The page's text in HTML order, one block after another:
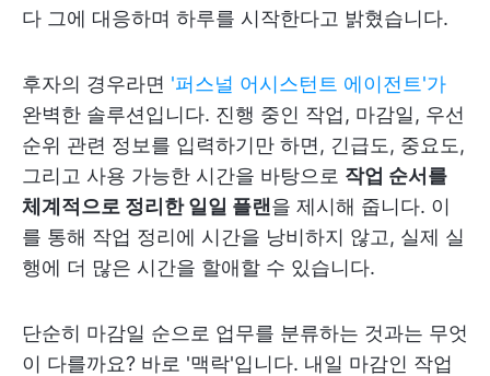
다 그에 대응하며 하루를 시작한다고 밝혔습니다.
후자의 경우라면 '퍼스널 어시스턴트 에이전트'가
완벽한 솔루션입니다. 진행 중인 작업, 마감일, 우선
순위 관련 정보를 입력하기만 하면, 긴급도, 중요도,
그리고 사용 가능한 시간을 바탕으로 작업 순서를
체계적으로 정리한 일일 플랜을 제시해 줍니다. 이
를 통해 작업 정리에 시간을 낭비하지 않고, 실제 실
행에 더 많은 시간을 할애할 수 있습니다.
단순히 마감일 순으로 업무를 분류하는 것과는 무엇
이 다를까요? 바로 '맥락'입니다. 내일 마감인 작업